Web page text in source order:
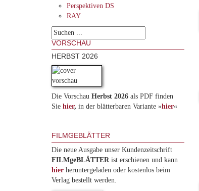
Perspektiven DS
RAY
VORSCHAU
HERBST 2026
Die Vorschau Herbst 2026 als PDF finden
Sie hier, in der blätterbaren Variante »hier«
FILMGEBLÄTTER
Die neue Ausgabe unser Kundenzeitschrift
FILMgeBLÄTTER ist erschienen und kann
hier heruntergeladen oder kostenlos beim
Verlag bestellt werden.